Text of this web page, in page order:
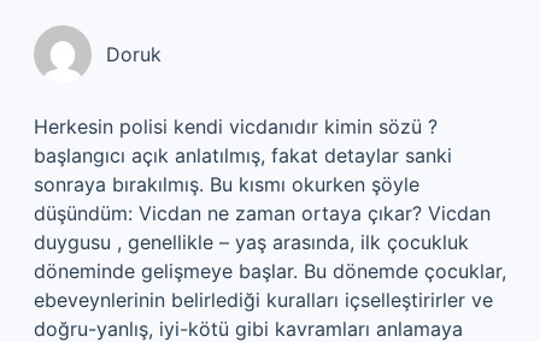
Doruk
Herkesin polisi kendi vicdanıdır kimin sözü ?
başlangıcı açık anlatılmış, fakat detaylar sanki
sonraya bırakılmış. Bu kısmı okurken şöyle
düşündüm: Vicdan ne zaman ortaya çıkar? Vicdan
duygusu , genellikle – yaş arasında, ilk çocukluk
döneminde gelişmeye başlar. Bu dönemde çocuklar,
ebeveynlerinin belirlediği kuralları içselleştirirler ve
doğru-yanlış, iyi-kötü gibi kavramları anlamaya